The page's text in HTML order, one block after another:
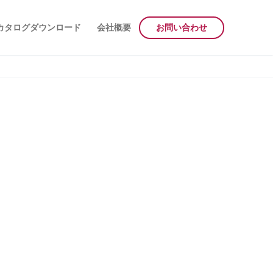
タログダウンロード 会社概要 お問い合わせ